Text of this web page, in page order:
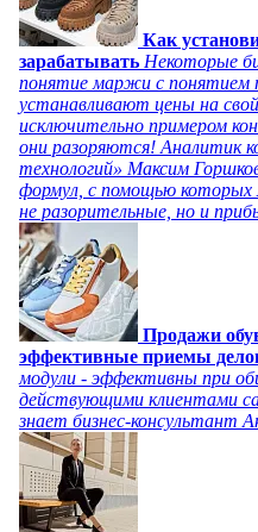
Как
зарабатывать Некоторые
понятие маржи с понятием
устанавливают цены на
исключительно примером
они разоряются! Аналитик
технологий» Максим
формул, с помощью
не разорительные, но и
Продажи
эффективные приемы
модули - эффективны при
действующими клиентами
знает бизнес-консультант